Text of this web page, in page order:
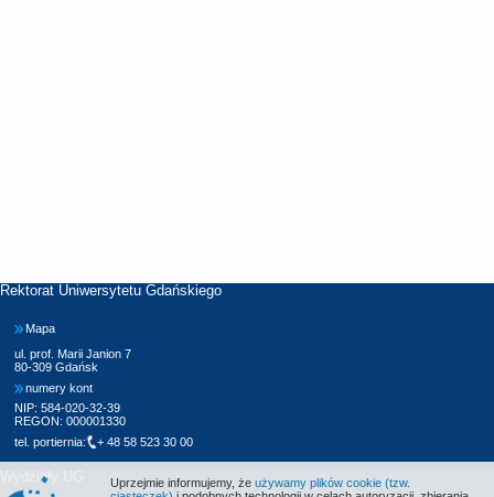
Rektorat Uniwersytetu Gdańskiego
Mapa
ul. prof. Marii Janion 7
80-309 Gdańsk
numery kont
NIP: 584-020-32-39
REGON: 000001330
tel. portiernia:
+ 48 58 523 30 00
Wydziały UG Uprzejmie informujemy, że używamy plików cookie (tzw.